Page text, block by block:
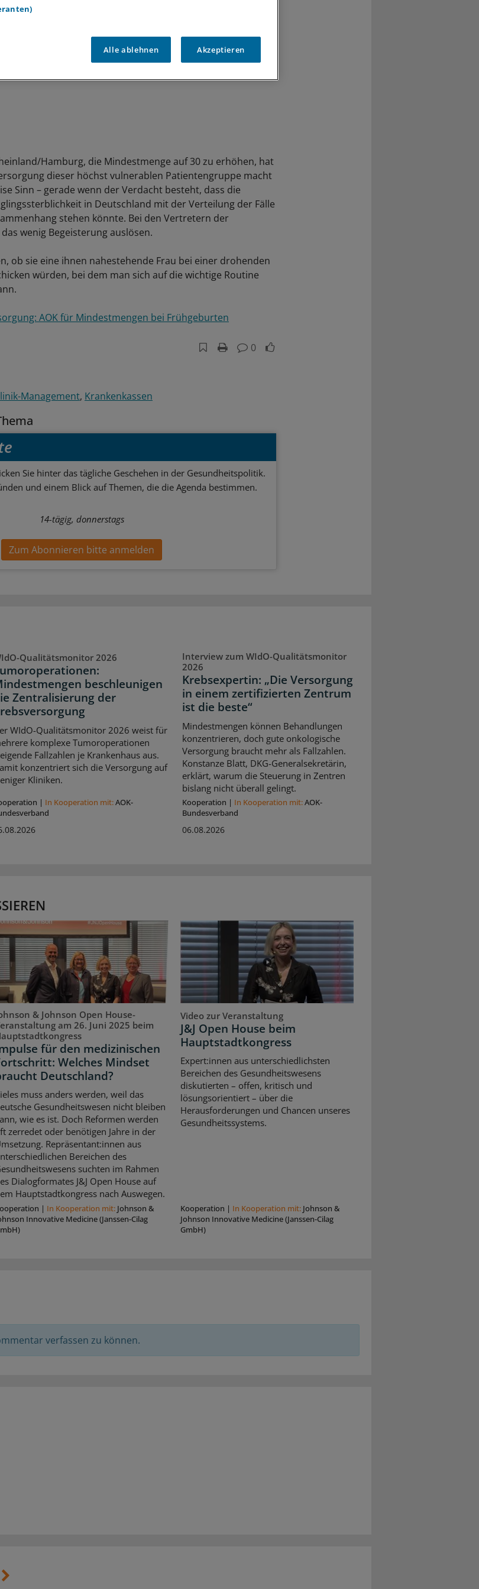
Hamburg, die Mindestmenge auf 30 zu erhöhen, hat
dieser höchst vulnerablen Patientengruppe macht
Sinn – gerade wenn der Verdacht besteht, dass die
in Deutschland mit der Verteilung der Fälle
stehen könnte. Bei den Vertretern der
wenig Begeisterung auslösen.
ob sie eine ihnen nahestehende Frau bei einer drohenden
würden, bei dem man sich auf die wichtige Routine
AOK für Mindestmengen bei Frühgeburten
0
Management Krankenkassen
Sie hinter das tägliche Geschehen in der Gesundheitspolitik.
und einem Blick auf Themen, die die Agenda bestimmen.
14-tägig, donnerstags
Zum Abonnieren bitte anmelden
Qualitätsmonitor 2026
beschleunigen
Zentralisierung der
WIdO-Qualitätsmonitor 2026 weist für
komplexe Tumoroperationen
Fallzahlen je Krankenhaus aus.
konzentriert sich die Versorgung auf
Kliniken.
| In Kooperation mit:AOK-
Interview zum WIdO-Qualitätsmonitor
2026
Krebsexpertin: „Die Versorgung
in einem zertifizierten Zentrum
ist die beste“
Mindestmengen können Behandlungen
konzentrieren, doch gute onkologische
Versorgung braucht mehr als Fallzahlen.
Konstanze Blatt, DKG-Generalsekretärin,
erklärt, warum die Steuerung in Zentren
bislang nicht überall gelingt.
Kooperation | In Kooperation mit:AOK-
Bundesverband
06.08.2026
& Johnson Open House-
am 26. Juni 2025 beim
für den medizinischen
Welches Mindset
Deutschland?
muss anders werden, weil das
Gesundheitswesen nicht bleiben
wie es ist. Doch Reformen werden
zerredet oder benötigen Jahre in der
Repräsentant:innen aus
Bereichen des
suchten im Rahmen
Dialogformates J&J Open House auf
Hauptstadtkongress nach Auswegen.
| In Kooperation mit: Johnson &
Innovative Medicine (Janssen-Cilag
Video zur Veranstaltung
J&J Open House beim
Hauptstadtkongress
Expert:innen aus unterschiedlichsten
Bereichen des Gesundheitswesens
diskutierten – offen, kritisch und
lösungsorientiert – über die
Herausforderungen und Chancen unseres
Gesundheitssystems.
Kooperation | In Kooperation mit: Johnson &
Johnson Innovative Medicine (Janssen-Cilag
GmbH)
verfassen zu können.
Alle ablehnen Akzeptieren